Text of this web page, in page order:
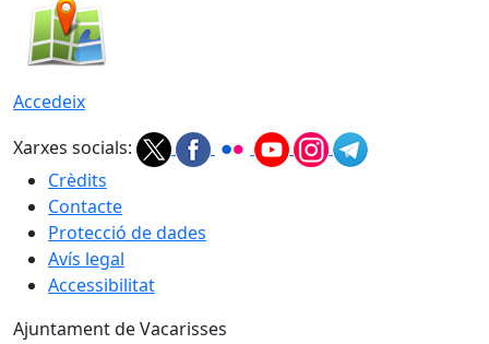
Accedeix
Xarxes socials:
Crèdits
Contacte
Protecció de dades
Avís legal
Accessibilitat
Ajuntament de Vacarisses